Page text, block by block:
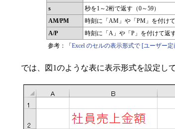
s
秒を1～2桁で返す（0～59）
AM/PM
時刻に「AM」や「PM」を付け
A/P
時刻に「A」や「P」を付けて返
参考：「 Excel のセルの表示形式で [ユーザー
では、図1のような表に表示形式を設定して